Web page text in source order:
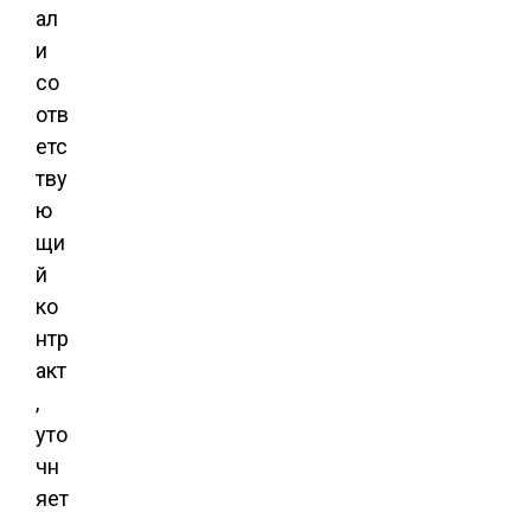
ал
и
со
отв
етс
тву
ю
щи
й
ко
нтр
акт
,
уто
чн
яет